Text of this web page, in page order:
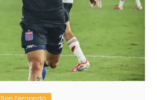
San Fernando